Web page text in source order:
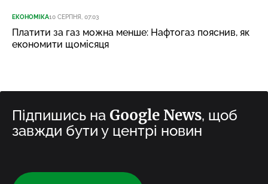
ЕКОНОМІКА10 СЕРПНЯ, 07:03
Платити за газ можна менше: Нафтогаз пояснив, як
економити щомісяця
Підпишись на Google News, щоб
завжди бути у центрі новин